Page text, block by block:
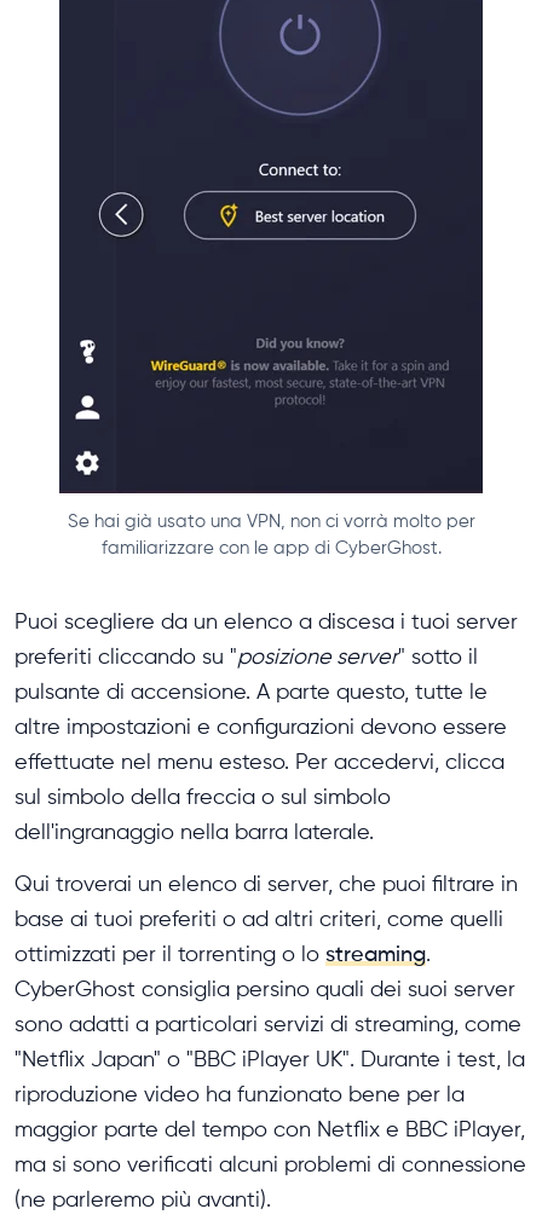
Se hai già usato una VPN, non ci vorrà molto per
familiarizzare con le app di CyberGhost.
Puoi scegliere da un elenco a discesa i tuoi server
preferiti cliccando su "posizione server" sotto il
pulsante di accensione. A parte questo, tutte le
altre impostazioni e configurazioni devono essere
effettuate nel menu esteso. Per accedervi, clicca
sul simbolo della freccia o sul simbolo
dell'ingranaggio nella barra laterale.
Qui troverai un elenco di server, che puoi filtrare in
base ai tuoi preferiti o ad altri criteri, come quelli
ottimizzati per il torrenting o lo streaming.
CyberGhost consiglia persino quali dei suoi server
sono adatti a particolari servizi di streaming, come
"Netflix Japan" o "BBC iPlayer UK". Durante i test, la
riproduzione video ha funzionato bene per la
maggior parte del tempo con Netflix e BBC iPlayer,
ma si sono verificati alcuni problemi di connessione
(ne parleremo più avanti).